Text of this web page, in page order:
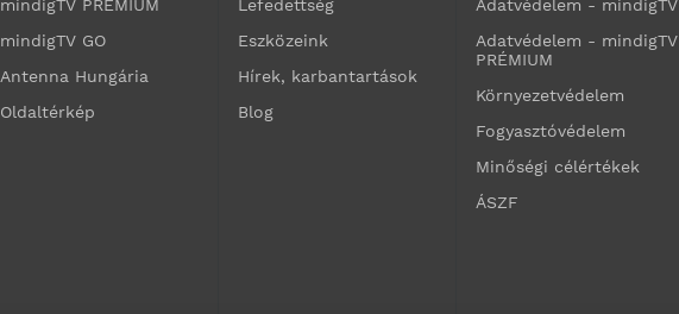
mindigTV PRÉMIUM
mindigTV GO
Antenna Hungária
Oldaltérkép
Lefedettség
Eszközeink
Hírek, karbantartások
Blog
Adatvédelem - mindigTV
Adatvédelem - mindigTV
PRÉMIUM
Környezetvédelem
Fogyasztóvédelem
Minőségi célértékek
ÁSZF